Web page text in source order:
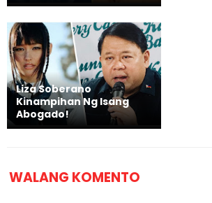
Liza Soberano
Kinampihan Ng Isang
Abogado!
WALANG KOMENTO